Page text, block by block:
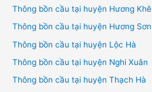
Thông bồn cầu tại huyện Hương Khê
Thông bồn cầu tại huyện Hương Sơn
Thông bồn cầu tại huyện Lộc Hà
Thông bồn cầu tại huyện Nghi Xuân
Thông bồn cầu tại huyện Thạch Hà